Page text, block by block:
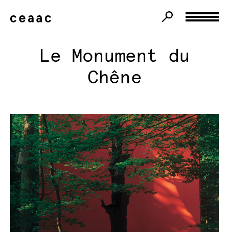
Le Monument du
Chêne